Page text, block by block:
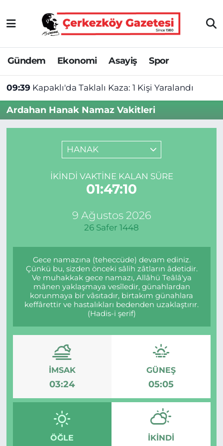
Gündem Ekonomi Asayiş Spor
09:39 Kapaklı'da Taklalı Kaza: 1 Kişi Yaralandı
Ardahan Hanak Namaz Vakitleri
HANAK
İKINDI VAKTINE KALAN SÜRE
01:47:10
9 Ağustos 2026
26 Safer 1448
Gece namazına (teheccüde) devam ediniz.
Çünkü bu, sizden önceki sâlih zâtların âdetidir.
Ve muhakkak gece namazı, Allâhü Teâlâ'ya
mânen yaklaşmaya vesîledir, günahlardan
korunmaya bir vâsıtadır, birtakım günahlara
keffârettir ve hastalıkları bedenden uzaklaştırır.
(Hadis-i şerif)
İMSAK
03:24
GÜNEŞ
05:05
ÖĞLE İKINDI
Asayiş
Ekonomi
Gündem
Haber
Kültür&Sanat
İletişim
Künye
Topluluk Kuralları
Yayın İlkeleri
Tekirdağ Nöbetçi Eczaneler
Tekirdağ Hava Durumu
Tekirdağ Namaz Vakitleri
Tekirdağ Trafik Yoğunluk Haritası
Süper Lig Puan Durumu ve Fikstür
Son Dakika Haberleri
Haber Arşivi